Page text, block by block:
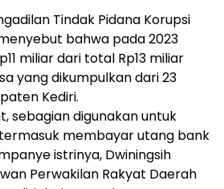
Tindak Pidana Korupsi
bahwa pada 2023
miliar dari total Rp13 miliar
yang dikumpulkan dari 23
Kediri.
sebagian digunakan untuk
membayar utang bank
istrinya, Dwiningsih
Perwakilan Rakyat Daerah